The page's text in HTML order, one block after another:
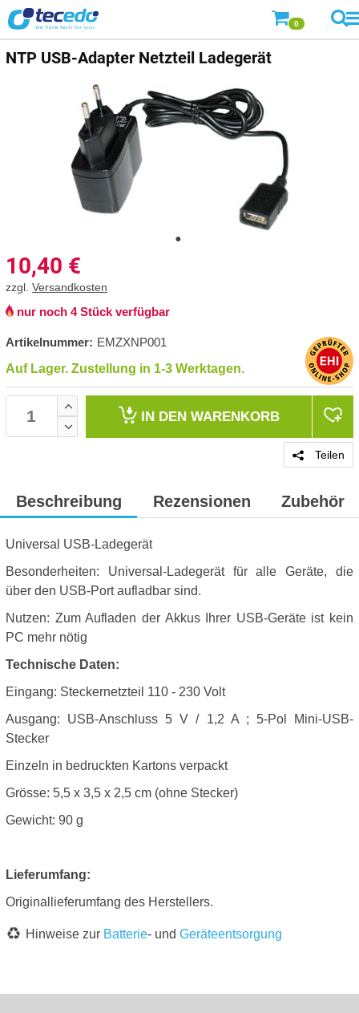
0
NTP USB-Adapter Netzteil Ladegerät
10,40 €
zzgl. Versandkosten
nur noch 4 Stück verfügbar
Artikelnummer: EMZXNP001
Auf Lager. Zustellung in 1-3 Werktagen.
IN DEN WARENKORB
Teilen
Beschreibung Rezensionen Zubehör
Universal USB-Ladegerät
Besonderheiten: Universal-Ladegerät für alle Geräte, die
über den USB-Port aufladbar sind.
Nutzen: Zum Aufladen der Akkus Ihrer USB-Geräte ist kein
PC mehr nötig
Technische Daten:
Eingang: Steckernetzteil 110 - 230 Volt
Ausgang: USB-Anschluss 5 V / 1,2 A ; 5-Pol Mini-USB-
Stecker
Einzeln in bedruckten Kartons verpackt
Grösse: 5,5 x 3,5 x 2,5 cm (ohne Stecker)
Gewicht: 90 g
Lieferumfang:
Originallieferumfang des Herstellers.
Hinweise zur Batterie- und Geräteentsorgung